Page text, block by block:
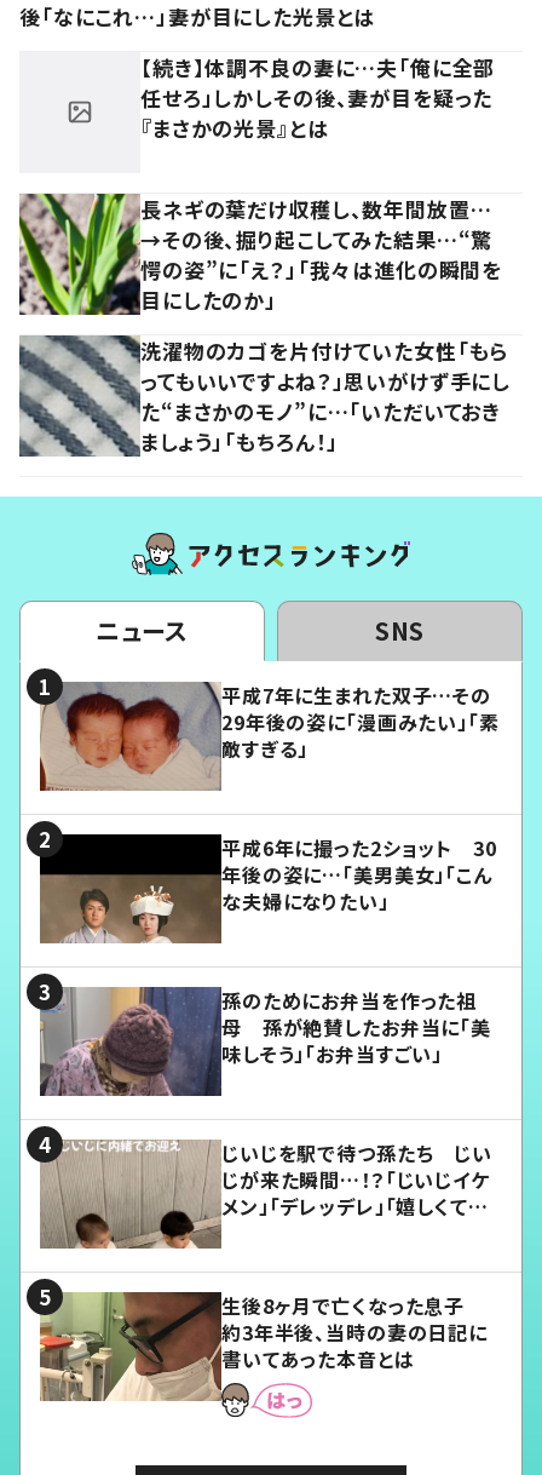
後「なにこれ…」妻が目にした光景とは
【続き】体調不良の妻に…夫「俺に全部
任せろ」しかしその後、妻が目を疑った
『まさかの光景』とは
長ネギの葉だけ収穫し、数年間放置…
→その後、掘り起こしてみた結果…“驚
愕の姿”に「え？」「我々は進化の瞬間を
目にしたのか」
洗濯物のカゴを片付けていた女性「もら
ってもいいですよね？」思いがけず手にし
た“まさかのモノ”に…「いただいておき
ましょう」「もちろん！」
ニュース SNS
平成7年に生まれた双子…その
29年後の姿に「漫画みたい」「素
敵すぎる」
平成6年に撮った2ショット 30
年後の姿に…「美男美女」「こん
な夫婦になりたい」
孫のためにお弁当を作った祖
母 孫が絶賛したお弁当に「美
味しそう」「お弁当すごい」
じいじを駅で待つ孫たち じい
じが来た瞬間…！？「じいじイケ
メン」「デレッデレ」「嬉しくて可
生後8ヶ月で亡くなった息子
約3年半後、当時の妻の日記に
書いてあった本音とは